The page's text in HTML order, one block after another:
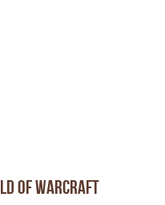
of Warcraft